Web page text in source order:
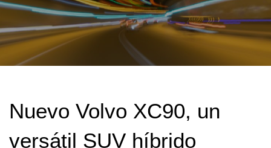
Nuevo Volvo XC90, un
versátil SUV híbrido